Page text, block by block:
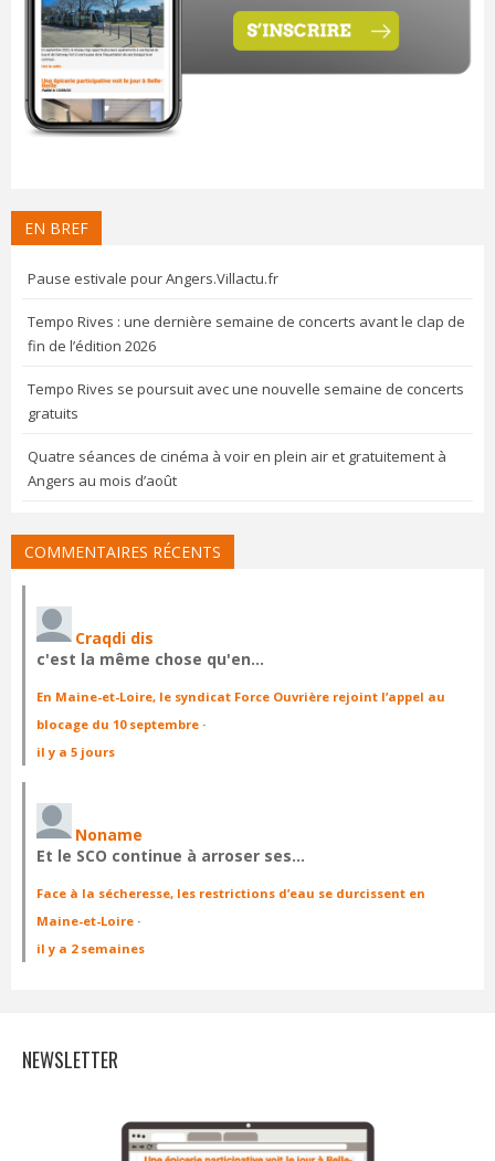
EN BREF
Pause estivale pour Angers.Villactu.fr
Tempo Rives : une dernière semaine de concerts avant le clap de
fin de l’édition 2026
Tempo Rives se poursuit avec une nouvelle semaine de concerts
gratuits
Quatre séances de cinéma à voir en plein air et gratuitement à
Angers au mois d’août
COMMENTAIRES RÉCENTS
Craqdi dis
c'est la même chose qu'en…
En Maine-et-Loire, le syndicat Force Ouvrière rejoint l’appel au
blocage du 10 septembre ·
il y a 5 jours
Noname
Et le SCO continue à arroser ses…
Face à la sécheresse, les restrictions d’eau se durcissent en
Maine-et-Loire ·
il y a 2 semaines
NEWSLETTER